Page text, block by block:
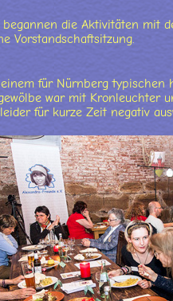
die Aktivitäten mit
Vorstandschaftsitzung.
für Nürnberg
war mit Kronleuchter
für kurze Zeit negativ